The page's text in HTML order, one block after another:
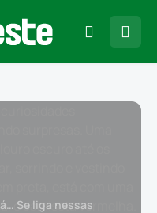
Se liga nessas